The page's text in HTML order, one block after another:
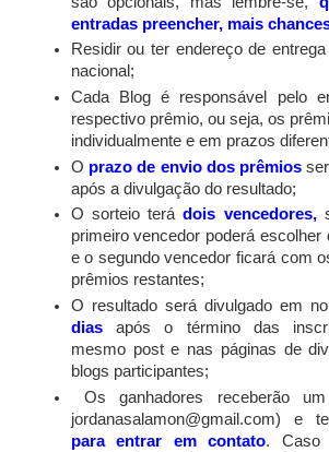
entradas preencher, mais
Residir ou ter endereço de
nacional;
Cada Blog é responsável pelo
respectivo prêmio, ou seja, os
individualmente e em prazos
O prazo de envio dos prêmios
após a divulgação do resultado;
O sorteio terádois vencedores,
primeiro vencedor poderá escolher
e o segundo vencedor ficará com
prêmios restantes;
O resultado será divulgado em
diasapós o término das
mesmo post e nas páginas de
blogs participantes;
Os ganhadores receberão
jordanasalamon@gmail.com) e
para entrar em contato. Caso